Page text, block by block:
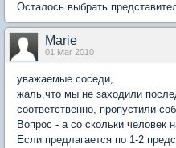
Осталось выбрать
Marie
01 Mar 2010
уважаемые соседи,
жаль,что мы не заходили
соответственно, пропустили
Вопрос - а со скольки человек
Если предлагается по 1-2